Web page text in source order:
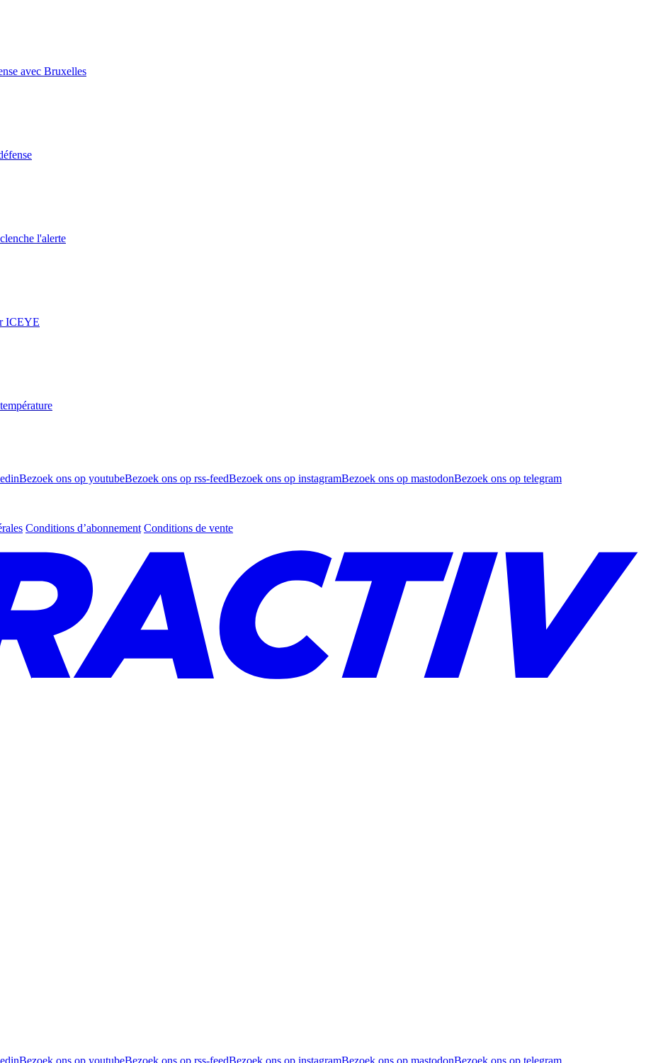
avec Bruxelles
l'alerte
ICEYE
Bezoek ons op youtubeBezoek ons op rss-feedBezoek ons op instagramBezoek ons op mastodonBezoek ons op telegram
Conditions d’abonnement Conditions de vente